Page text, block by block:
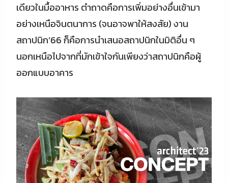
เดียวในมื้ออาหาร ตำถาดคือการเพิ่มอย่างอื่นเข้ามา
อย่างเหนือจินตนาการ (จนอาจพาให้สงสัย) งาน
สถาปนิก’66 ก็คือการนำเสนอสถาปนิกในมิติอื่น ๆ
นอกเหนือไปจากที่มักเข้าใจกันเพียงว่าสถาปนิกคือผู้
ออกแบบอาคาร